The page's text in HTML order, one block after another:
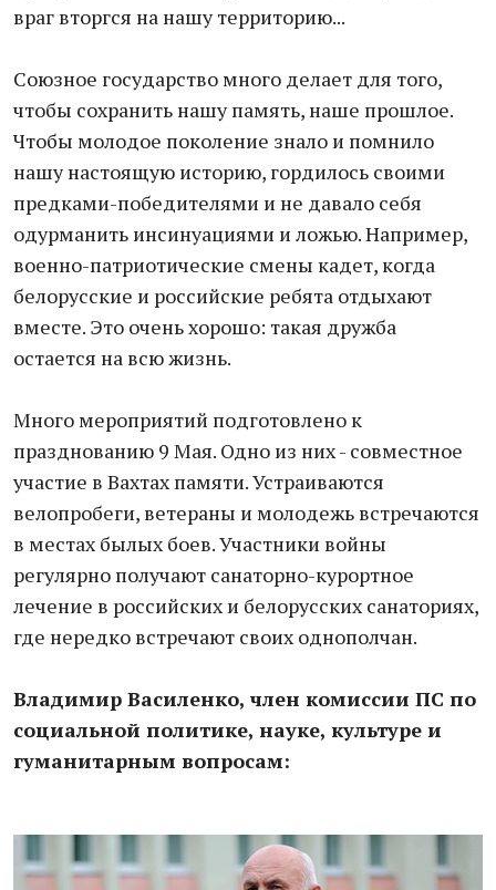
враг вторгся на нашу территорию...
Союзное государство много делает для того,
чтобы сохранить нашу память, наше прошлое.
Чтобы молодое поколение знало и помнило
нашу настоящую историю, гордилось своими
предками-победителями и не давало себя
одурманить инсинуациями и ложью. Например,
военно-патриотические смены кадет, когда
белорусские и российские ребята отдыхают
вместе. Это очень хорошо: такая дружба
остается на всю жизнь.
Много мероприятий подготовлено к
празднованию 9 Мая. Одно из них - совместное
участие в Вахтах памяти. Устраиваются
велопробеги, ветераны и молодежь встречаются
в местах былых боев. Участники войны
регулярно получают санаторно-курортное
лечение в российских и белорусских санаториях,
где нередко встречают своих однополчан.
Владимир Василенко, член комиссии ПС по
социальной политике, науке, культуре и
гуманитарным вопросам: